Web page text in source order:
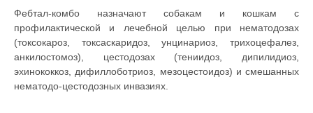
Фебтал-комбо назначают собакам и кошкам с
профилактической и лечебной целью при нематодозах
(токсокароз, токсаскаридоз, унцинариоз, трихоцефалез,
анкилостомоз), цестодозах (тениидоз, дипилидиоз,
эхинококкоз, дифиллоботриоз, мезоцестоидоз) и смешанных
нематодо-цестодозных инвазиях.